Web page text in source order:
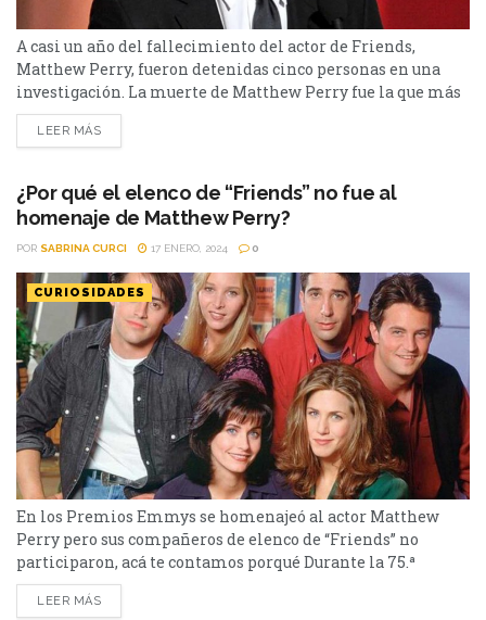
A casi un año del fallecimiento del actor de Friends,
Matthew Perry, fueron detenidas cinco personas en una
investigación. La muerte de Matthew Perry fue la que más
impactó, sin dudas, en el ambiente de Hollywood en los
últimos años. El actor fue encontrado sin vida en su casa de
confirmado...
LEER MÁS
¿Por qué el elenco de “Friends” no fue al
homenaje de Matthew Perry?
POR SABRINA CURCI 17 ENERO, 2024 0
CURIOSIDADES
En los Premios Emmys se homenajeó al actor Matthew
Perry pero sus compañeros de elenco de “Friends” no
participaron, acá te contamos porqué Durante la 75.ª
ceremonia de los premios Emmys en el segmento In
Memoriam se recordó a muchas de las estrellas fallecidas
LEER MÁS